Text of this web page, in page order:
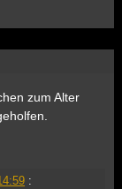
zum Alter
: